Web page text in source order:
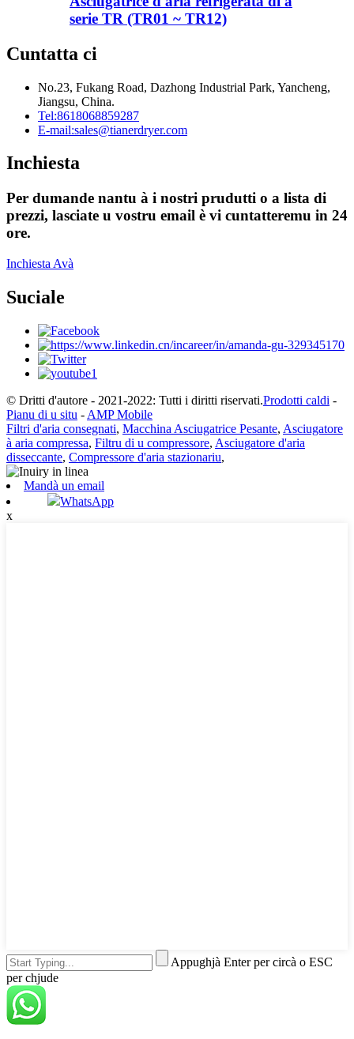
serie TR (TR01 ~ TR12)
Cuntatta ci
No.23, Fukang Road, Dazhong Industrial Park, Yancheng,
Jiangsu, China.
Tel:8618068859287
E-mail:sales@tianerdryer.com
Inchiesta
Per dumande nantu à i nostri prudutti o a lista di
prezzi, lasciate u vostru email è vi cuntatteremu in 24
ore.
Inchiesta Avà
Suciale
© Dritti d'autore - 2021-2022: Tutti i diritti riservati.Prodotti caldi -
Pianu di u situ - AMP Mobile
Filtri d'aria consegnati, Macchina Asciugatrice Pesante, Asciugatore
à aria compressa, Filtru di u compressore, Asciugatore d'aria
disseccante, Compressore d'aria stazionariu,
Mandà un email
WhatsApp
x
Appughjà Enter per circà o ESC
per chjude